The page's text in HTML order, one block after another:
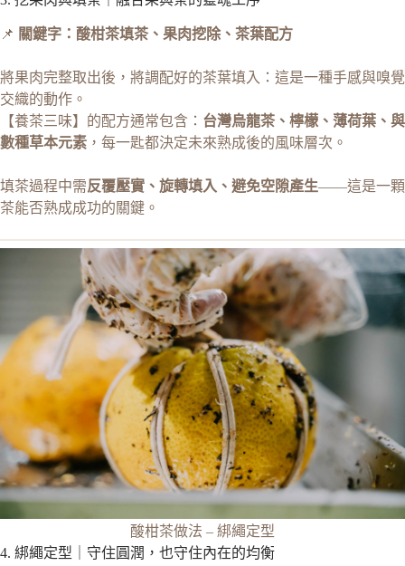
📌 關鍵字：酸柑茶填茶、果肉挖除、茶葉配方
將果肉完整取出後，將調配好的茶葉填入：這是一種手感與嗅覺
交織的動作。
【養茶三味】的配方通常包含： 台灣烏龍茶、檸檬、薄荷葉、與
數種草本元素 ，每一匙都決定未來熟成後的風味層次。
填茶過程中需反覆壓實、旋轉填入、避免空隙產生——這是一顆
茶能否熟成成功的關鍵。
酸柑茶做法 – 綁繩定型
4. 綁繩定型｜守住圓潤，也守住內在的均衡